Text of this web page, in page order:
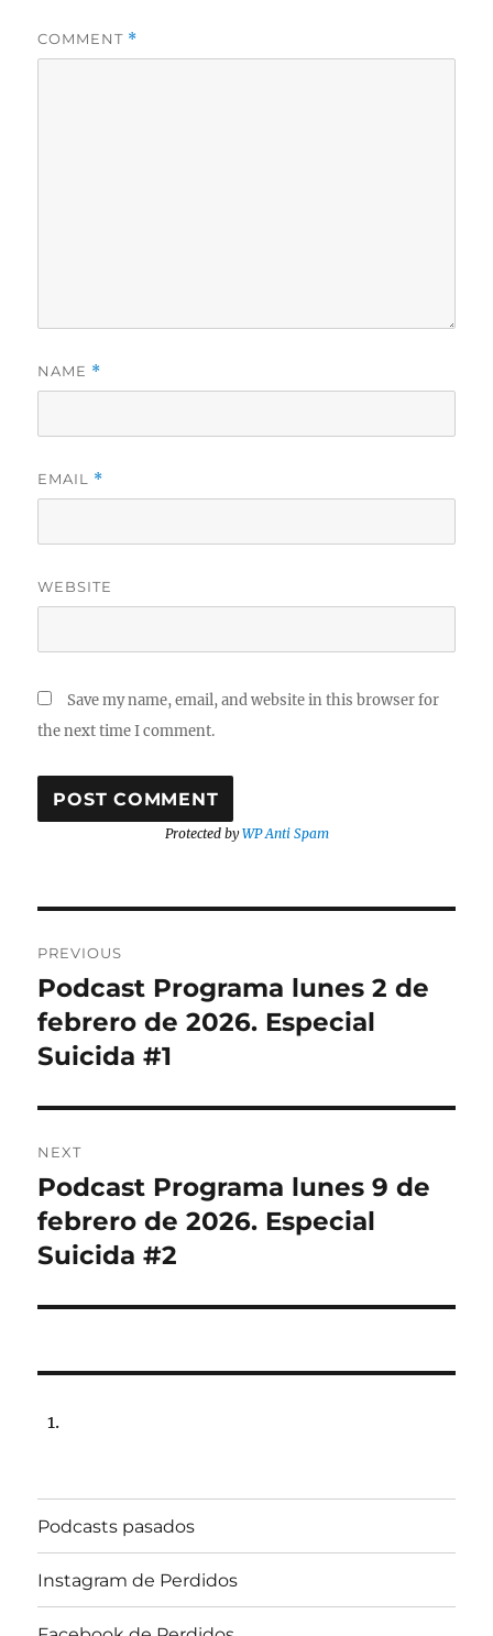
COMMENT *
NAME *
EMAIL *
WEBSITE
Save my name, email, and website in this browser for
the next time I comment.
Protected byWP Anti Spam
navigation
PREVIOUS
Previous
post:
Podcast Programa lunes 2 de
febrero de 2026. Especial
Suicida #1
NEXT
Next
post:
Podcast Programa lunes 9 de
febrero de 2026. Especial
Suicida #2
Podcasts pasados
Instagram de Perdidos